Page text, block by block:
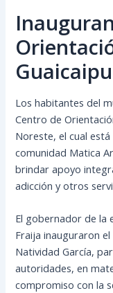
Los habitantes del
Centro de
Noreste, el cual
comunidad Matica
brindar apoyo
adicción y otros
El gobernador de la
Fraija inauguraron
Natividad García,
autoridades, en
compromiso con la